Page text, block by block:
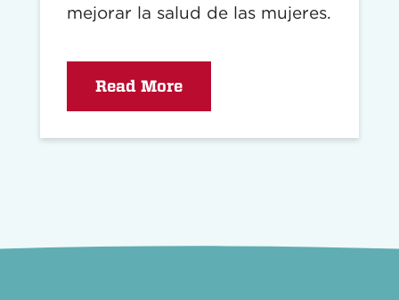
mejorar la salud de las mujeres.
Read More